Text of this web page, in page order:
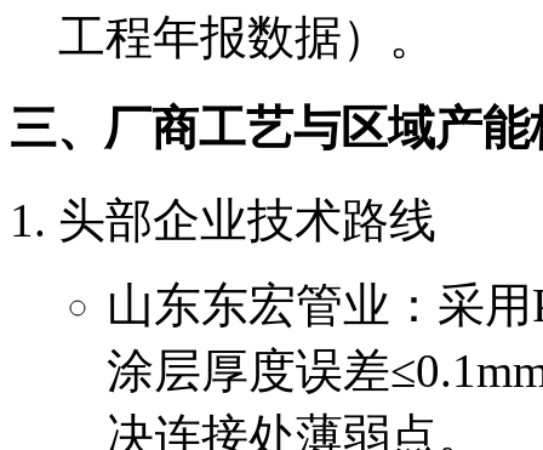
工程年报数据）。
三、厂商工艺与区域产能
头部企业技术路线
山东东宏管业：采
涂层厚度误差
决连接处薄弱点。